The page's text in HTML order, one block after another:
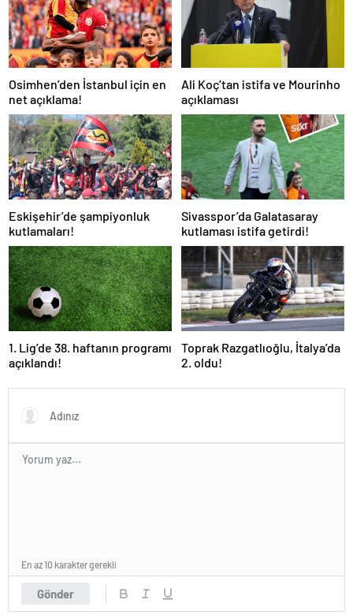
Osimhen’den İstanbul için en
net açıklama!
Ali Koç’tan istifa ve Mourinho
açıklaması
Eskişehir’de şampiyonluk
kutlamaları!
Sivasspor’da Galatasaray
kutlaması istifa getirdi!
1. Lig’de 38. haftanın programı
açıklandı!
Toprak Razgatlıoğlu, İtalya’da
2. oldu!
Gönder
En az 10 karakter gerekli